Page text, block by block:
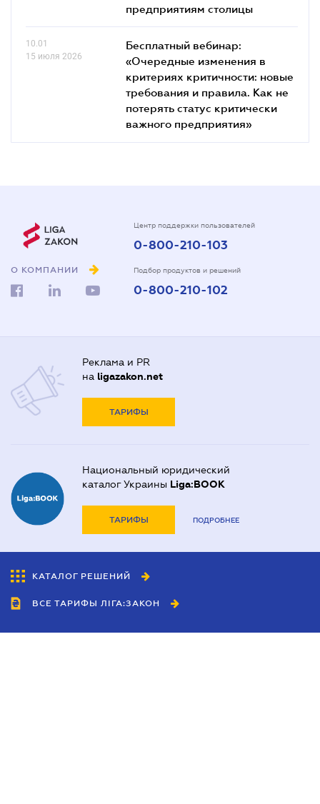
предприятиям столицы
10.01
15 июля 2026
Бесплатный вебинар:
«Очередные изменения в
критериях критичности: новые
требования и правила. Как не
потерять статус критически
важного предприятия»
О КОМПАНИИ
Центр поддержки пользователей
0-800-210-103
Подбор продуктов и решений
0-800-210-102
Реклама и PR
на ligazakon.net
ТАРИФЫ
Национальный юридический
каталог Украины Liga:BOOK
ТАРИФЫ ПОДРОБНЕЕ
КАТАЛОГ РЕШЕНИЙ
ВСЕ ТАРИФЫ ЛІГА:ЗАКОН